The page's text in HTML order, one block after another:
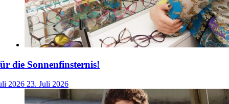
die Sonnenfinsternis!
2026 23. Juli 2026